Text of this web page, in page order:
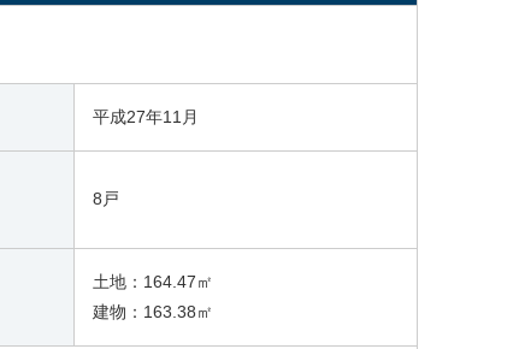
平成27年11月
8戸
土地：164.47㎡
建物：163.38㎡